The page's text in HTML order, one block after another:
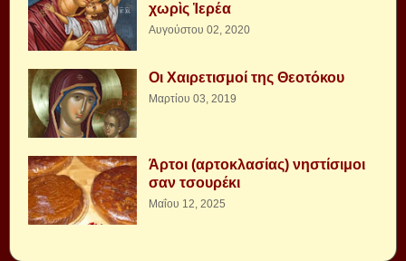
χωρὶς Ἱερέα
Αυγούστου 02, 2020
Οι Χαιρετισμοί της Θεοτόκου
Μαρτίου 03, 2019
Άρτοι (αρτοκλασίας) νηστίσιμοι
σαν τσουρέκι
Μαΐου 12, 2025